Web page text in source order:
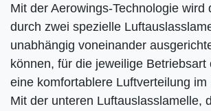
Mit der Aerowings-Technologie wird
durch zwei spezielle
unabhängig voneinander
können, für die jeweilige Betriebsart
eine komfortablere Luftverteilung im
Mit der unteren Luftauslasslamelle,